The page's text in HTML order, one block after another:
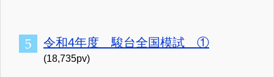
令和4年度 駿台全国模試 ①
(18,735pv)